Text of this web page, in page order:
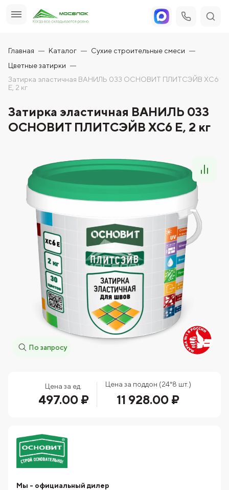
Главная Каталог
Сухие строительные смеси
Цветные затирки
Затирка эластичная ВАНИЛЬ 033 ОСНОВИТ ПЛИТСЭЙВ XC6
E, 2 кг
Затирка эластичная ВАНИЛЬ 033
ОСНОВИТ ПЛИТСЭЙВ XC6 E, 2 кг
По запросу
Цена за ед.
497.00 ₽
Цена за поддон (24*8 шт.)
11 928.00 ₽
Мы - официальный дилер